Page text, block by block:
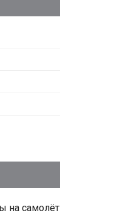
на самолёт